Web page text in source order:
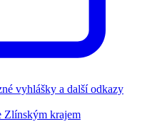
vyhlášky a další odkazy
Zlínským krajem